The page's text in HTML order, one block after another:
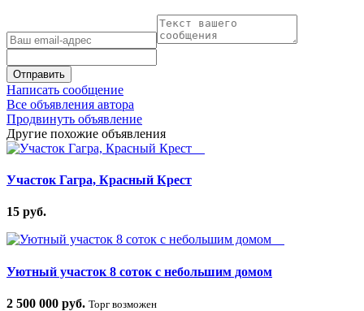
Отправить
Написать сообщение
Все объявления автора
Продвинуть объявление
Другие похожие объявления
Участок Гагра, Красный Крест
15 руб.
Уютный участок 8 соток с небольшим домом
2 500 000 руб. Торг возможен